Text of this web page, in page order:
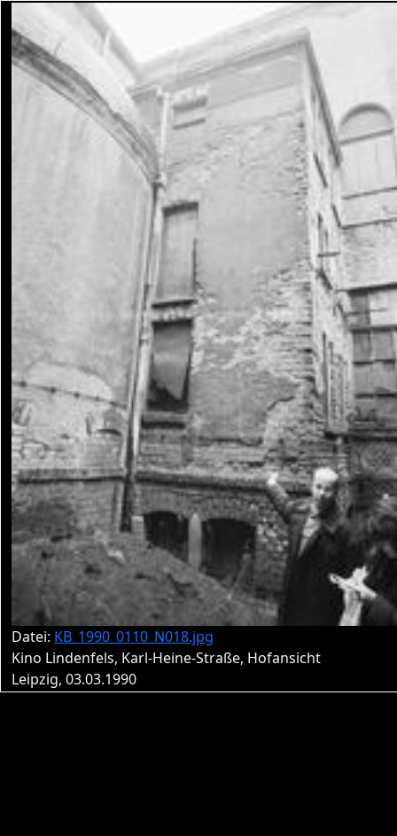
Datei: KB_1990_0110_N018.jpg
Kino Lindenfels, Karl-Heine-Straße, Hofansicht
Leipzig, 03.03.1990